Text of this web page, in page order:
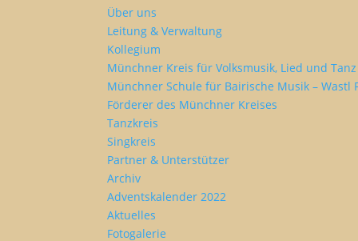
Über uns
Leitung & Verwaltung
Kollegium
Münchner Kreis für Volksmusik, Lied und Tanz
Münchner Schule für Bairische Musik – Wastl
Förderer des Münchner Kreises
Tanzkreis
Singkreis
Partner & Unterstützer
Archiv
Adventskalender 2022
Aktuelles
Fotogalerie